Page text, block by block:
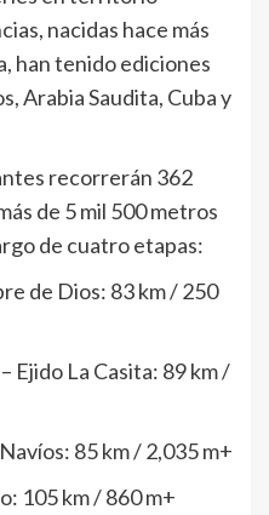
nacidas hace más
han tenido ediciones
Arabia Saudita, Cuba y
recorrerán 362
de 5 mil 500 metros
de cuatro etapas:
de Dios: 83 km / 250
Ejido La Casita: 89 km /
85 km / 2,035 m+
105 km / 860 m+